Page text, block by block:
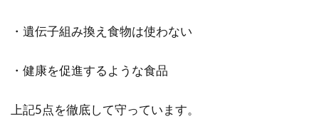
・遺伝子組み換え食物は使わない
・健康を促進するような食品
上記5点を徹底して守っています。